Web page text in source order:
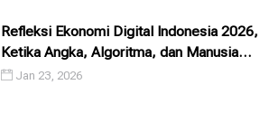
Refleksi Ekonomi Digital Indonesia 2026,
Ketika Angka, Algoritma, dan Manusia
Saling Menatap
Jan 23, 2026